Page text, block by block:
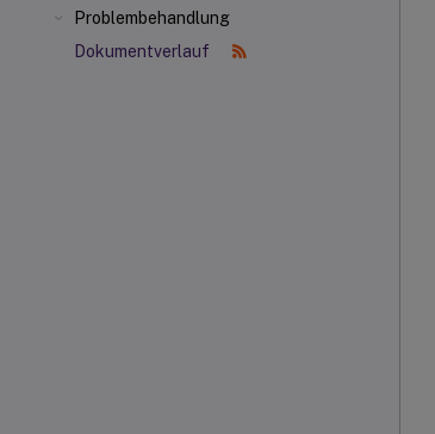
Problembehandlung
Dokumentverlauf